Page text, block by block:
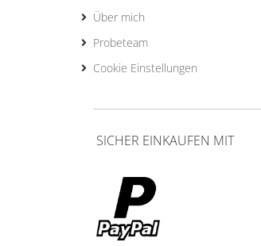
Über mich
Probeteam
Cookie Einstellungen
SICHER EINKAUFEN MIT